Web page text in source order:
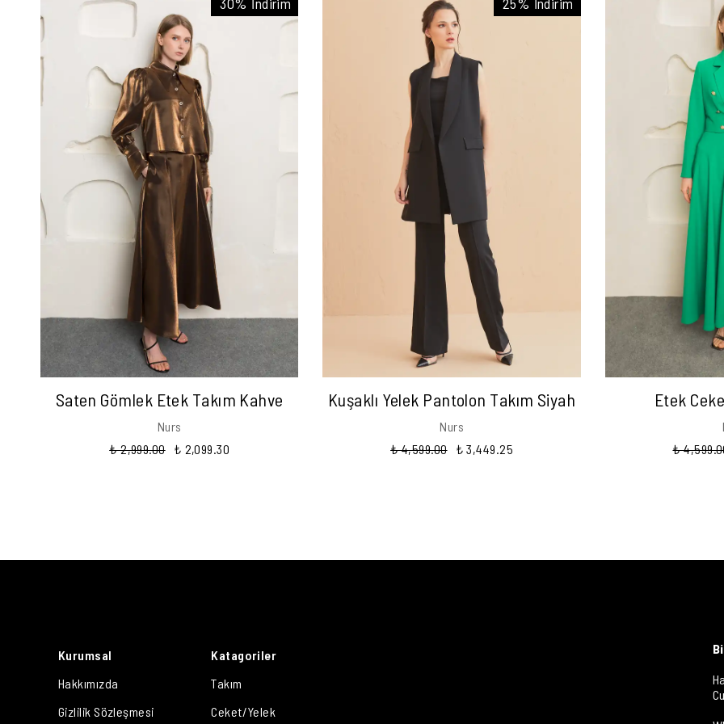
Saten Gömlek Etek Takım Kahve
Nurs
₺ 2,999.00 ₺ 2,099.30
Kuşaklı Yelek Pantolon Takım Siyah
Nurs
₺ 4,599.00
₺ 3,449.25
Etek
₺
Kurumsal
Hakkımızda
Gizlilik Sözleşmesi
Katagoriler
Takım
Ceket/Yelek